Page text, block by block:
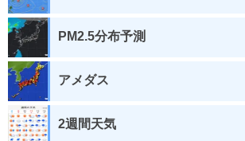
PM2.5分布予測
アメダス
2週間天気